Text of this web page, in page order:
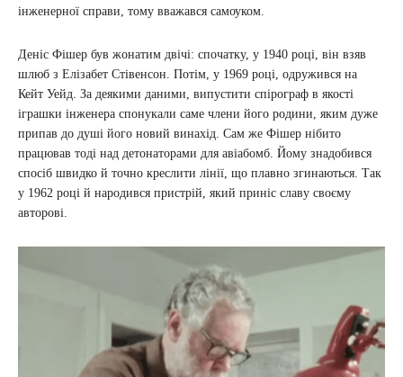
інженерної справи, тому вважався самоуком.
Деніс Фішер був жонатим двічі: спочатку, у 1940 році, він взяв
шлюб з Елізабет Стівенсон. Потім, у 1969 році, одружився на
Кейт Уейд. За деякими даними, випустити спірограф в якості
іграшки інженера спонукали саме члени його родини, яким дуже
припав до душі його новий винахід. Сам же Фішер нібито
працював тоді над детонаторами для авіабомб. Йому знадобився
спосіб швидко й точно креслити лінії, що плавно згинаються. Так
у 1962 році й народився пристрій, який приніс славу своєму
авторові.